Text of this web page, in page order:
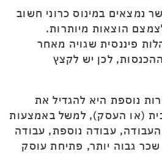
נמצאים במינוס כרוני חשוב
הוצאות מיותרות.
פיננסית שגויה מאחר
לכן יש לקצץ
נוספת היא להגדיל את
(או העסק), למשל באמצעות
עבודה נוספת, עבודה
גבוה יותר, פתיחת עוסק